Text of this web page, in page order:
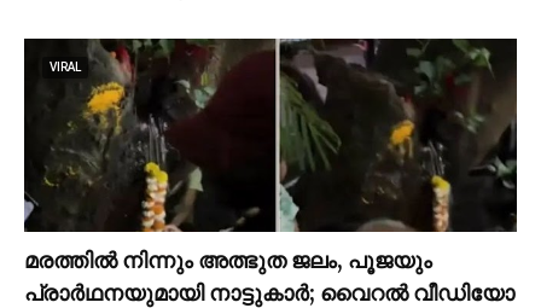
VIRAL
മരത്തില്‍ നിന്നും അത്ഭുത ജലം, പൂജയും
പ്രാര്‍ഥനയുമായി നാട്ടുകാര്‍; വൈറൽ വീഡിയോ